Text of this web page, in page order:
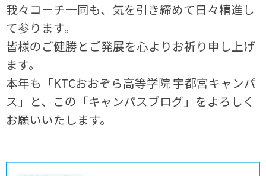
我々コーチ一同も、気を引き締めて日々精進し
て参ります。
皆様のご健勝とご発展を心よりお祈り申し上げ
ます。
本年も「KTCおおぞら高等学院 宇都宮キャンパ
ス」と、この「キャンパスブログ」をよろしく
お願いいたします。